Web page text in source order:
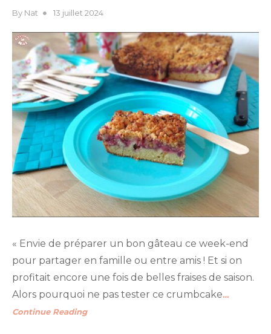
By Nat
Posted
13 juillet 2024
« Envie de préparer un bon gâteau ce week-end
pour partager en famille ou entre amis ! Et si on
profitait encore une fois de belles fraises de saison.
Alors pourquoi ne pas tester ce crumbcake…
Continue Reading